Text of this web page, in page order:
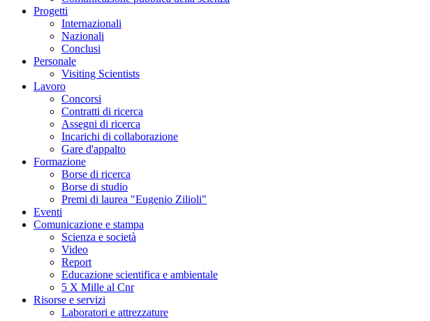
Progetti
Internazionali
Nazionali
Conclusi
Personale
Visiting Scientists
Lavoro
Concorsi
Contratti di ricerca
Assegni di ricerca
Incarichi di collaborazione
Gare d'appalto
Formazione
Borse di ricerca
Borse di studio
Premi di laurea "Eugenio Zilioli"
Eventi
Comunicazione e stampa
Scienza e società
Video
Report
Educazione scientifica e ambientale
5 X Mille al Cnr
Risorse e servizi
Laboratori e attrezzature